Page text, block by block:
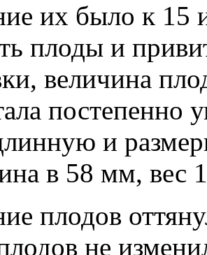
их было к 15
плоды и
величина
постепенно
и
в 58 мм, вес
плодов
не